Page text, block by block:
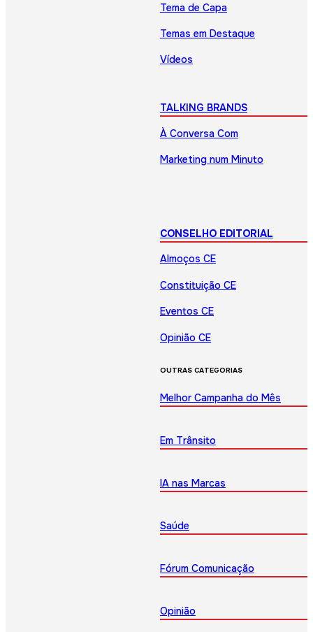
Tema de Capa
Temas em Destaque
Vídeos
TALKING BRANDS
À Conversa Com
Marketing num Minuto
CONSELHO EDITORIAL
Almoços CE
Constituição CE
Eventos CE
Opinião CE
OUTRAS CATEGORIAS
Melhor Campanha do Mês
Em Trânsito
IA nas Marcas
Saúde
Fórum Comunicação
Opinião